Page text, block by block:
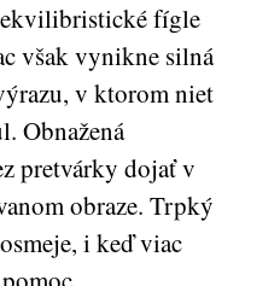
fígle
však vynikne silná
v ktorom niet
Obnažená
pretvárky dojať v
obraze. Trpký
i keď viac